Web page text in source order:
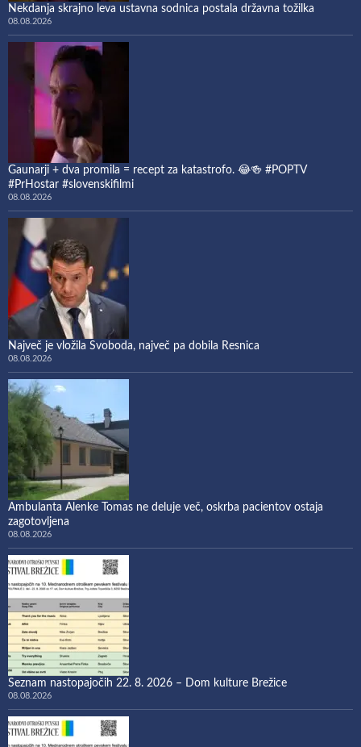
Nekdanja skrajno leva ustavna sodnica postala državna tožilka
08.08.2026
Gaunarji + dva promila = recept za katastrofo. 😂🍻 #POPTV
#PrHostar #slovenskifilmi
08.08.2026
Največ je vložila Svoboda, največ pa dobila Resnica
08.08.2026
Ambulanta Alenke Tomas ne deluje več, oskrba pacientov ostaja
zagotovljena
08.08.2026
Seznam nastopajočih 22. 8. 2026 – Dom kulture Brežice
08.08.2026